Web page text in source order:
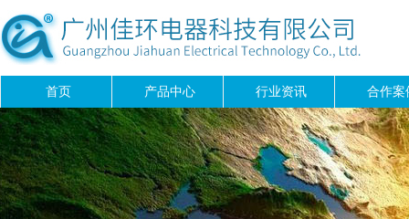
首页 产品中心 行业资讯 合作案